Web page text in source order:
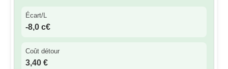
Écart/L
-8,0 c€
Coût détour
3,40 €